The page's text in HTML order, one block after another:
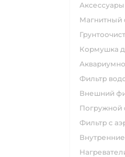
кормушка
фильтр
внешний
фильтр с